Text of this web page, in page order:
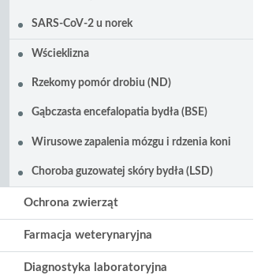
SARS-CoV-2 u norek
Wścieklizna
Rzekomy pomór drobiu (ND)
Gąbczasta encefalopatia bydła (BSE)
Wirusowe zapalenia mózgu i rdzenia koni
Choroba guzowatej skóry bydła (LSD)
Ochrona zwierząt
Farmacja weterynaryjna
Diagnostyka laboratoryjna